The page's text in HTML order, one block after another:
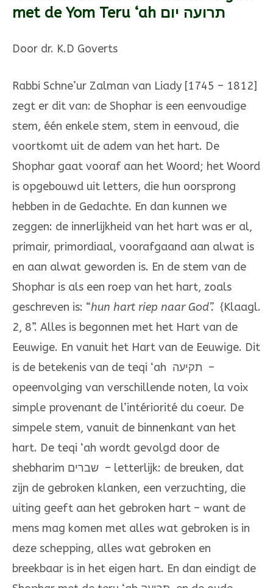
met de Yom Teru ‘ah תרועה יום
Door dr. K.D Goverts
Rabbi Schne’ur Zalman van Liady [1745 – 1812]
zegt er dit van: de Shophar is een eenvoudige
stem, één enkele stem, stem in eenvoud, die
voortkomt uit de adem van het hart. De
Shophar gaat vooraf aan het Woord; het Woord
is opgebouwd uit letters, die hun oorsprong
hebben in de Gedachte. En dan kunnen we
zeggen: de innerlijkheid van het hart was er al,
primair, primordiaal, voorafgaand aan alwat is
en aan alwat geworden is. En de stem van de
Shophar is als een roep van het hart, zoals
geschreven is: “hun hart riep naar God”. {Klaagl.
2, 8”. Alles is begonnen met het Hart van de
Eeuwige. En vanuit het Hart van de Eeuwige. Dit
is de betekenis van de teqi ‘ah תקיעה –
opeenvolging van verschillende noten, la voix
simple provenant de l’intériorité du coeur. De
simpele stem, vanuit de binnenkant van het
hart. De teqi ‘ah wordt gevolgd door de
shebharim שברים – letterlijk: de breuken, dat
zijn de gebroken klanken, een verzuchting, die
uiting geeft aan het gebroken hart – want de
mens mag komen met alles wat gebroken is in
deze schepping, alles wat gebroken en
breekbaar is in het eigen hart. En dan eindigt de